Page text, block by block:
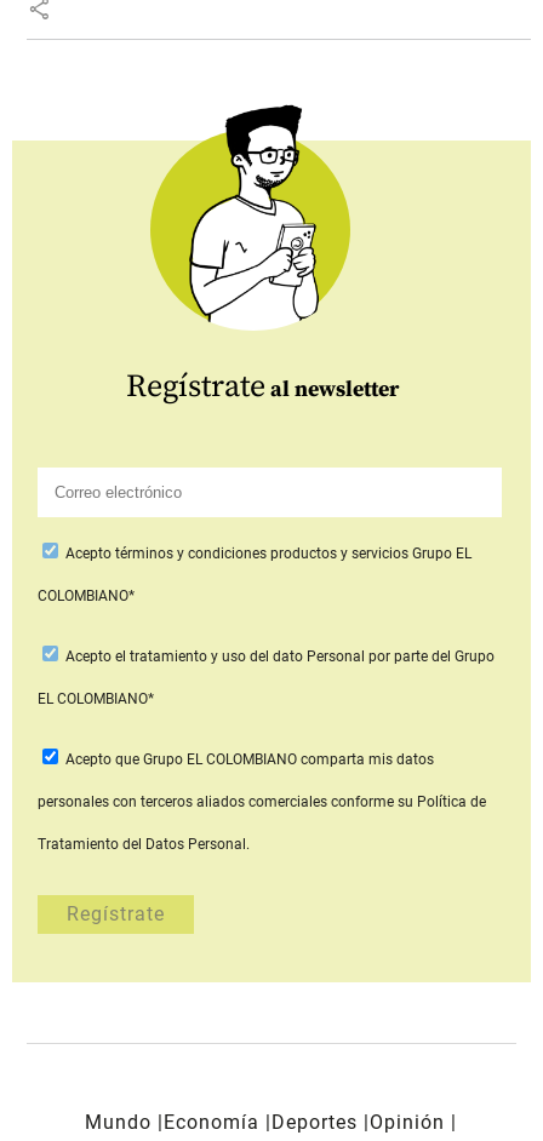
share
Regístrate al newsletter
Aceptotérminos y condiciones productos y serviciosGrupo EL
COLOMBIANO*
Acepto el tratamiento y uso del dato Personal por parte del Grupo
EL COLOMBIANO*
Acepto que Grupo EL COLOMBIANOcomparta mis datos
personales con terceros aliados comerciales conforme su Política de
Tratamiento del Datos Personal.
Mundo Economía Deportes
Opinión